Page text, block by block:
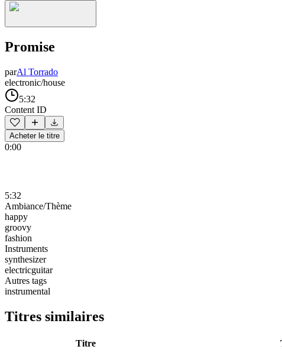
Promise
parAl Torrado
electronic/house
5:32
Content ID
Acheter le titre
0:00
5:32
Ambiance/Thème
happy
groovy
fashion
Instruments
synthesizer
electricguitar
Autres tags
instrumental
Titres similaires
Titre